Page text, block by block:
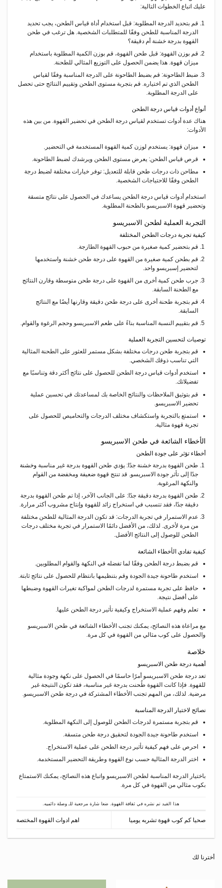
عليك اتباع الخطوات التالية:
قم بتحديد الدرجة المطلوبة: قبل استخدام أداة قياس الطحن، يجب تحديد
الدرجة المناسبة للطحن وفقًا للمتطلبات الشخصية. هل ترغب في طحن
القهوة بدرجة خشنة أم دقيقة؟
قم بوزن القهوة: قبل طحن القهوة، قم بوزن الكمية المطلوبة باستخدام
ميزان قهوة. هذا يضمن الحصول على التوزيع المثالي للطحنة.
ضبط الطاحونة: قم بضبط الطاحونة على الدرجة المناسبة وفقًا لقياس
الطحن الذي تم اختياره. قم بتجربة مستوى الطحن وتقييم النتائج حتى تحصل
على الدرجة المطلوبة.
أنواع أدوات قياس درجة الطحن
هناك عدة أدوات تستخدم لقياس درجة الطحن في تحضير القهوة. من بين هذه
الأدوات:
ميزان قهوة: يستخدم لوزن كمية القهوة المستخدمة في التحضير.
قرص قياس الطحن: يعرض مستوى الطحن ويرشدك لضبط الطاحونة.
مطاحن ذات درجات طحن قابلة للتعديل: توفر خيارات مختلفة لضبط درجة
الطحن وفقًا للاحتياجات الشخصية.
استخدام أدوات قياس درجة الطحن يساعدك في الحصول على نتائج متسقة
وتحضير قهوة الاسبريسو بالطحنة المطلوبة.
التجربة العملية لطحن الاسبريسو
كيفية تجربة درجات الطحن المختلفة
قم بتحضير كمية صغيرة من حبوب القهوة الطازجة.
قم بطحن كمية صغيرة من القهوة على درجة طحن خشنة واستخدمها
لتحضير إسبريسو واحد.
جرب طحن كمية أخرى من القهوة على درجة طحن متوسطة وقارن النتائج
مع الطحنة السابقة.
قم بتجربة طحنة أخرى على درجة طحن دقيقة وقارنها أيضًا مع النتائج
السابقة.
قم بتقييم النسبة المناسبة بناءً على طعم الاسبريسو وحجم الرغوة والقوام.
توصيات لتحسين التجربة العملية
قم بتجربة طحن درجات مختلفة بشكل مستمر للعثور على الطحنة المثالية
التي تناسب ذوقك الشخصي.
استخدم أدوات قياس درجة الطحن للحصول على نتائج أكثر دقة وتناسبًا مع
تفضيلاتك.
قم بتوثيق الملاحظات والنتائج الخاصة بك لمساعدتك في تحسين عملية
تحضير الاسبريسو.
استمتع بالتجربة واستكشاف مختلف الدرجات والتحاميص للحصول على
تجربة قهوة مثالية.
الأخطاء الشائعة في طحن الاسبريسو
أخطاء تؤثر على جودة الطحن
طحن القهوة بدرجة خشنة جدًا: يؤدي طحن القهوة بدرجة غير مناسبة وخشنة
جدًا إلى تأثر جودة الاسبريسو. قد تنتج قهوة ضعيفة ومخفضة من القوام
والنكهة المرغوبة.
طحن القهوة بدرجة دقيقة جدًا: على الجانب الآخر، إذا تم طحن القهوة بدرجة
دقيقة جدًا، فقد تتسبب في استخراج زائد للقهوة وإنتاج مشروب أكثر مرارة.
عدم الاستمرار في تجربة الدرجات: قد تكون الدرجة المثالية للطحن مختلفة
من مرة لأخرى. لذلك، من الأفضل دائمًا الاستمرار في تجربة مختلف درجات
الطحن للوصول إلى النتائج الأفضل.
كيفية تفادي الأخطاء الشائعة
قم بضبط درجة الطحن وفقًا لما تفضله في النكهة والقوام المطلوبين.
استخدم طاحونة جيدة الجودة وقم بتنظيمها بانتظام للحصول على نتائج ثابتة.
حافظ على تجربة مستمرة لدرجات الطحن لمواكبة تغيرات القهوة وضبطها
على أفضل نتيجة.
تعلم وفهم عملية الاستخراج وكيفية تأثير درجة الطحن عليها.
مع مراعاة هذه النصائح، يمكنك تجنب الأخطاء الشائعة في طحن الاسبريسو
والحصول على كوب مثالي من القهوة في كل مرة.
خلاصة
أهمية درجة طحن الاسبريسو
تعد درجة طحن الاسبريسو أمرًا حاسمًا في الحصول على نكهة وجودة مثالية
للقهوة. فإذا كانت القهوة طُحنت بدرجة غير مناسبة، فقد تكون النتيجة غير
مرضية. لذلك، من المهم تجنب الأخطاء المشتركة في درجة طحن الاسبريسو.
نصائح لاختيار الدرجة المناسبة
قم بتجربة مستمرة لدرجات الطحن للوصول إلى النكهة المطلوبة.
استخدم طاحونة جيدة الجودة لتحقيق درجة طحن متسقة.
احرص على فهم كيفية تأثير درجة الطحن على عملية الاستخراج.
اختر الدرجة المثالية حسب نوع القهوة وطريقة التحضير المستخدمة.
باختيار الدرجة المناسبة لطحن الاسبريسو واتباع هذه النصائح، يمكنك الاستمتاع
بكوب مثالي من القهوة في كل مرة.
هذا القيد تم نشره في ثقافة القهوة . ضعا شارة مرجعية للـ وصلة دائميه
صحيا كم كوب قهوة تشربه يوميا اهم ادوات القهوة المختصة
أخترنا لك